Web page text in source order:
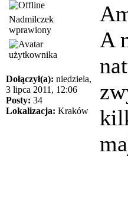
Nadmilczek
wprawiony
Dołączył(a): niedziela,
3 lipca 2011, 12:06
Posty: 34
Lokalizacja: Kraków
A